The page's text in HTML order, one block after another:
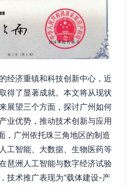
经济重镇和科技创新中心，近
得了显著成就。本文将从现状
展望三个方面，探讨广州如何
业优势，推动技术创新与应用
，广州依托珠三角地区的制造
工智能、大数据、生物医药等
琶洲人工智能与数字经济试验
技术推广表现为“载体建设-产